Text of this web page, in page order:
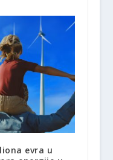
evra u